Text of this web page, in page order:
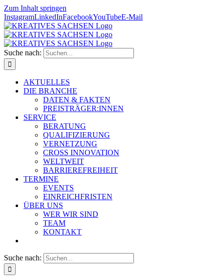
Zum Inhalt springen
InstagramLinkedInFacebookYouTubeE-Mail
Suche nach:
AKTUELLES
DIE BRANCHE
DATEN & FAKTEN
PREISTRÄGER:INNEN
SERVICE
BERATUNG
QUALIFIZIERUNG
VERNETZUNG
CROSS INNOVATION
WELTWEIT
BARRIEREFREIHEIT
TERMINE
EVENTS
EINREICHFRISTEN
ÜBER UNS
WER WIR SIND
TEAM
KONTAKT
Suche nach: